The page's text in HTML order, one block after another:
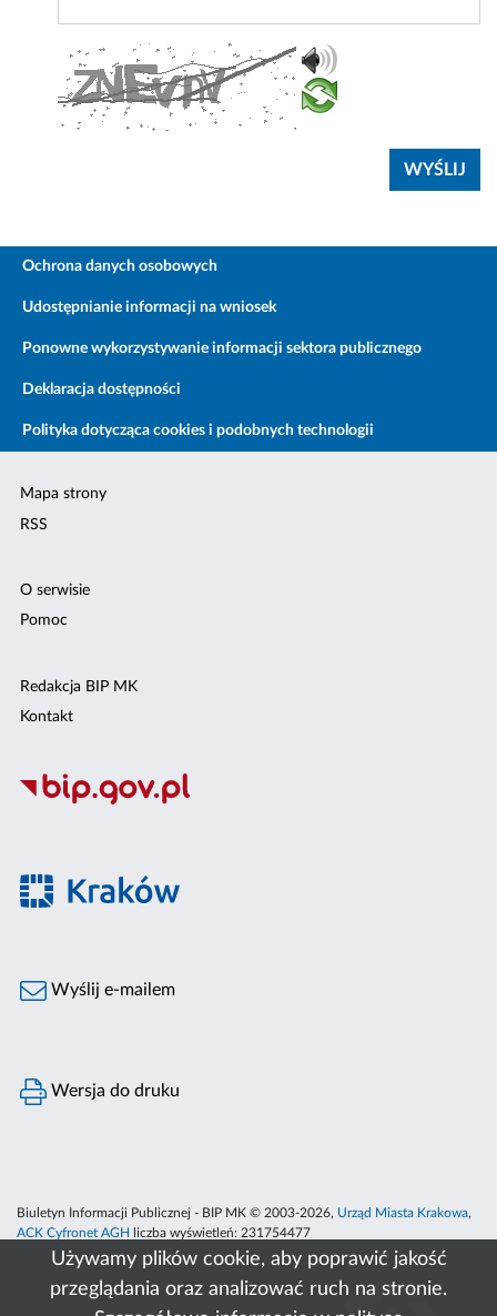
Używamy plików cookie, aby poprawić jakość
przeglądania oraz analizować ruch na stronie.
Ochrona danych osobowych
Udostępnianie informacji na wniosek
Ponowne wykorzystywanie informacji sektora publicznego
Deklaracja dostępności
Polityka dotycząca cookies i podobnych technologii
Mapa strony
RSS
O serwisie
Pomoc
Redakcja BIP MK
Kontakt
Wyślij e-mailem
Wersja do druku
Biuletyn Informacji Publicznej - BIP MK © 2003-2026, Urząd Miasta Krakowa,
ACK Cyfronet AGH
liczba wyświetleń: 231754477